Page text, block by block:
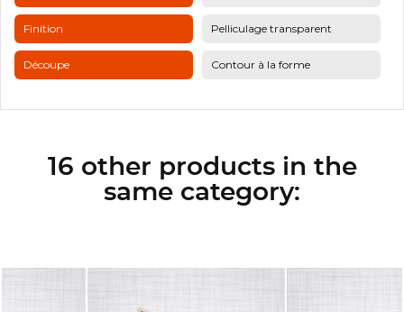
Finition Pelliculage transparent
Découpe Contour à la forme
16 other products in the
same category: